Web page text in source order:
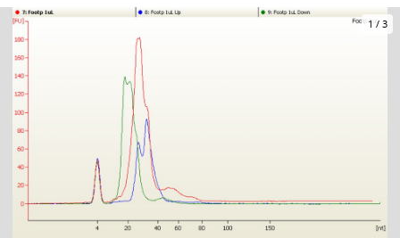
1 / 3